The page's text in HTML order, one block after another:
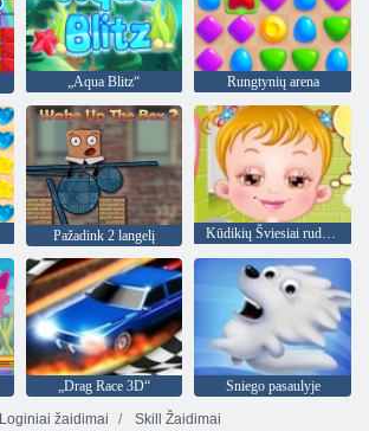
„Aqua Blitz“ Rungtynių arena
Pažadink 2 langelį Kūdikių Šviesiai ruda Nakvynė Laikas
„Drag Race 3D“
Sniego pasaulyje
Loginiai žaidimai
Skill Žaidimai